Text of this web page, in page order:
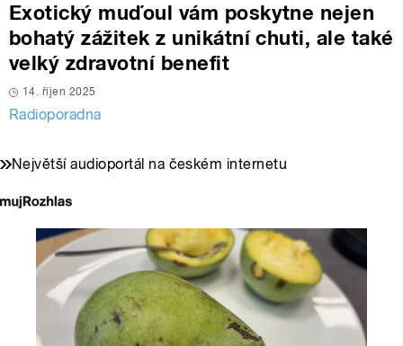
Exotický muďoul vám poskytne nejen
bohatý zážitek z unikátní chuti, ale také
velký zdravotní benefit
14. říjen 2025
Radioporadna
Největší audioportál na českém internetu